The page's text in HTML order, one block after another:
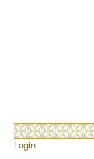
Login